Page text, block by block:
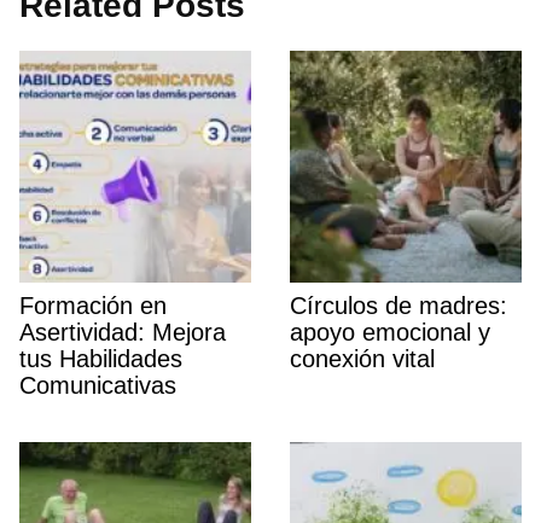
Formación en
Asertividad: Mejora
tus Habilidades
Comunicativas
Cí­rculos de madres:
apoyo emocional y
conexión vital